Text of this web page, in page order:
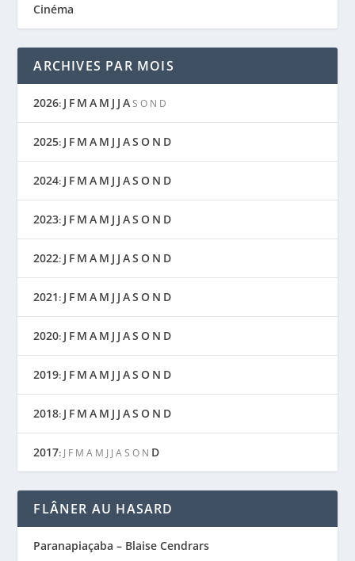
Cinéma
ARCHIVES PAR MOIS
2026: J F M A M J J A S O N D
2025: J F M A M J J AS O N D
2024: J F M A M J J AS O N D
2023: J F M A M J J AS O N D
2022: J F M A M J J AS O N D
2021: J F M A M J J AS O N D
2020: J F M A M J J AS O N D
2019: J F M A M J J AS O N D
2018: J F M A M J J AS O N D
2017: J F M A M J J A S O N D
FLÂNER AU HASARD
Paranapiaçaba – Blaise Cendrars